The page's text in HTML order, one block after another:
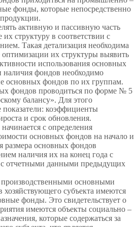
фонды, которые непосредственно
активную и пассивную часть
структуру в соответствии с
Такая детализация необходима
оптимизации их структуры выявить
использования основных
фондов необходимо
основных фондов по их группам.
фондов проводиться по форме № 5
балансу». Для этого
коэффициенты
и срок обновления.
с определения
основных фондов на начало и
размера основных фондов
наличия их на конец года с
с отчетными данными предыдущих
основными
субъекта имеются
фонды. Это свидетельствует о
имеются объекты социально –
которые содержаться за